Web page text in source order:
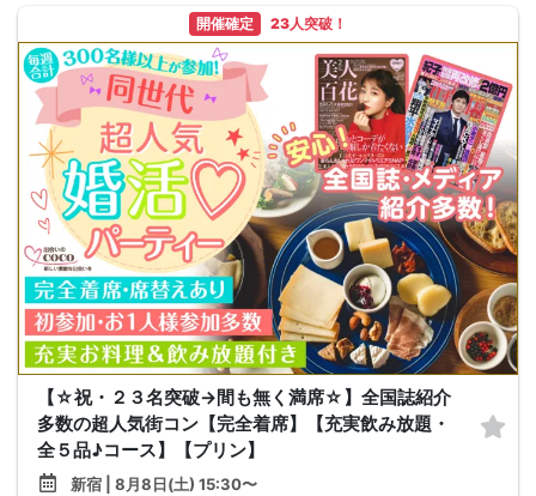
開催確定 23人突破！
【☆祝・２３名突破→間も無く満席☆】全国誌紹介
多数の超人気街コン【完全着席】【充実飲み放題・
全５品♪コース】【プリン】
新宿 | 8月8日(土) 15:30〜